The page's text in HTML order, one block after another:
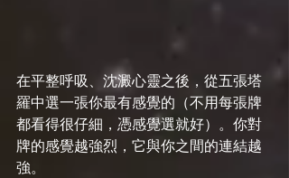
在平整呼吸、沈澱心靈之後，從五張塔
羅中選一張你最有感覺的（不用每張牌
都看得很仔細，憑感覺選就好）。你對
牌的感覺越強烈，它與你之間的連結越
強。